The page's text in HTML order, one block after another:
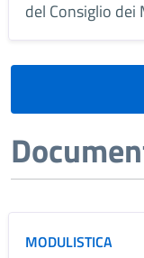
del Consiglio dei
MODULISTICA